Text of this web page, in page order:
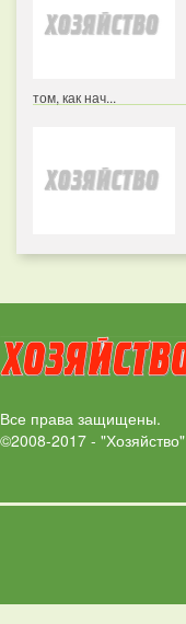
том, как нач...
Все права защищены.
©2008-2017 - "Хозяйство"